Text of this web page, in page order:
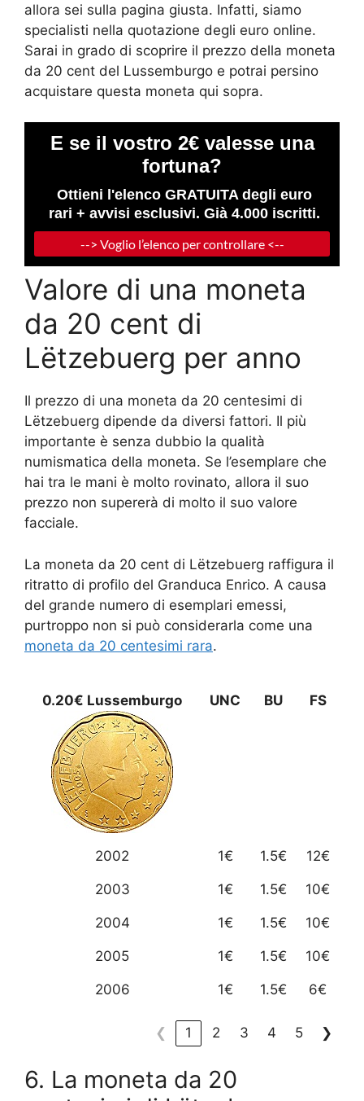
allora sei sulla pagina giusta. Infatti, siamo
specialisti nella quotazione degli euro online.
Sarai in grado di scoprire il prezzo della moneta
da 20 cent del Lussemburgo e potrai persino
acquistare questa moneta qui sopra.
Valore di una moneta
da 20 cent di
Lëtzebuerg per anno
Il prezzo di una moneta da 20 centesimi di
Lëtzebuerg dipende da diversi fattori. Il più
importante è senza dubbio la qualità
numismatica della moneta. Se l’esemplare che
hai tra le mani è molto rovinato, allora il suo
prezzo non supererà di molto il suo valore
facciale.
La moneta da 20 cent di Lëtzebuerg raffigura il
ritratto di profilo del Granduca Enrico. A causa
del grande numero di esemplari emessi,
purtroppo non si può considerarla come una
moneta da 20 centesimi rara.
0.20€ Lussemburgo UNC BU FS
2002 1€ 1.5€ 12€
2003 1€ 1.5€ 10€
2004 1€ 1.5€ 10€
2005 1€ 1.5€ 10€
2006 1€ 1.5€ 6€
❮ 1 2 3 4 5 ❯
6. La moneta da 20